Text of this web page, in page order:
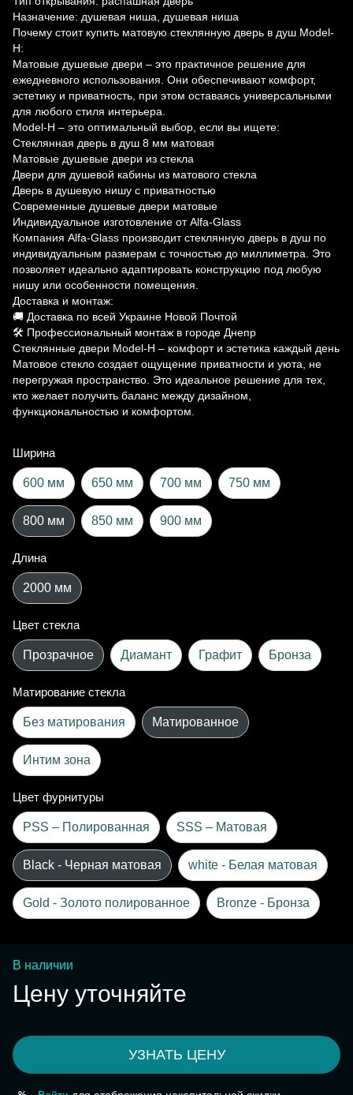
Назначение: душевая ниша, душевая ниша
Почему стоит купить матовую стеклянную дверь в душ Model-
H:
Матовые душевые двери – это практичное решение для
ежедневного использования. Они обеспечивают комфорт,
эстетику и приватность, при этом оставаясь универсальными
для любого стиля интерьера.
Model-H – это оптимальный выбор, если вы ищете:
Стеклянная дверь в душ 8 мм матовая
Матовые душевые двери из стекла
Двери для душевой кабины из матового стекла
Дверь в душевую нишу с приватностью
Современные душевые двери матовые
Индивидуальное изготовление от Alfa-Glass
Компания Alfa-Glass производит стеклянную дверь в душ по
индивидуальным размерам с точностью до миллиметра. Это
позволяет идеально адаптировать конструкцию под любую
нишу или особенности помещения.
Доставка и монтаж:
🚚 Доставка по всей Украине Новой Почтой
🛠 Профессиональный монтаж в городе Днепр
Стеклянные двери Model-H – комфорт и эстетика каждый день
Матовое стекло создает ощущение приватности и уюта, не
перегружая пространство. Это идеальное решение для тех,
кто желает получить баланс между дизайном,
функциональностью и комфортом.
Ширина
600 мм 650 мм 700 мм 750 мм
800 мм 850 мм 900 мм
Длина
2000 мм
Цвет стекла
Прозрачное Диамант Графит Бронза
Матирование стекла
Без матирования Матированное
Интим зона
Цвет фурнитуры
PSS – Полированная SSS – Матовая
Black - Черная матовая white - Белая матовая
Gold - Золото полированное Bronze - Бронза
В наличии
Цену уточняйте
УЗНАТЬ ЦЕНУ